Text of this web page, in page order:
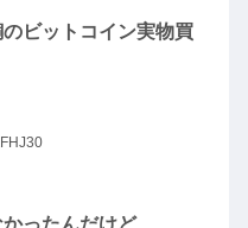
ビットコイン実物買